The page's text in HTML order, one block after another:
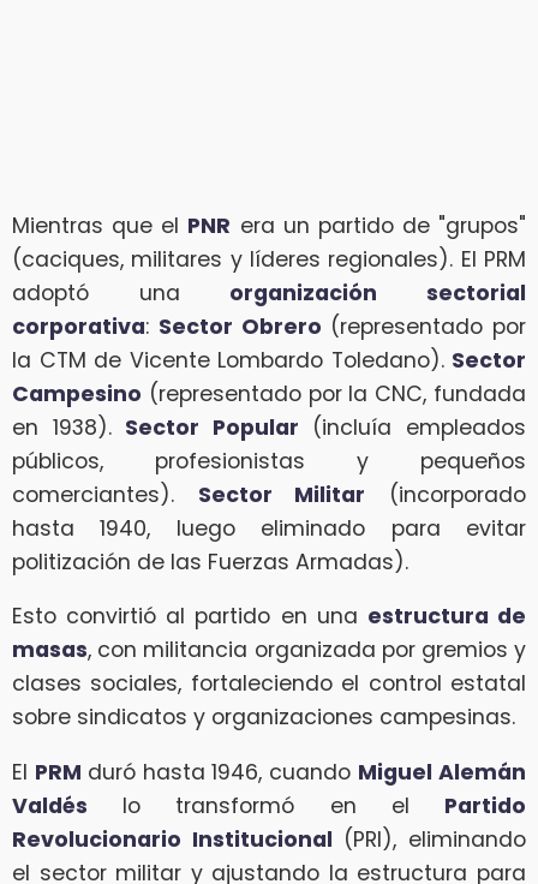
Mientras que el PNR era un partido de "grupos"
(caciques, militares y líderes regionales). El PRM
adoptó una organización sectorial
corporativa: Sector Obrero (representado por
la CTM de Vicente Lombardo Toledano). Sector
Campesino (representado por la CNC, fundada
en 1938). Sector Popular (incluía empleados
públicos, profesionistas y pequeños
comerciantes). Sector Militar (incorporado
hasta 1940, luego eliminado para evitar
politización de las Fuerzas Armadas).
Esto convirtió al partido en una estructura de
masas, con militancia organizada por gremios y
clases sociales, fortaleciendo el control estatal
sobre sindicatos y organizaciones campesinas.
El PRM duró hasta 1946, cuando Miguel Alemán
Valdés lo transformó en el Partido
Revolucionario Institucional (PRI), eliminando
el sector militar y ajustando la estructura para